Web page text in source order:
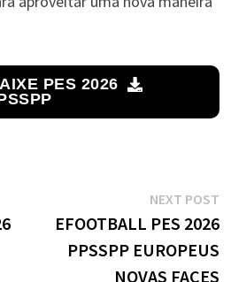
PES 2026
NEXT POST
EFOOTBALL PES 2026
PPSSPP EUROPEUS
NOVAS FACES